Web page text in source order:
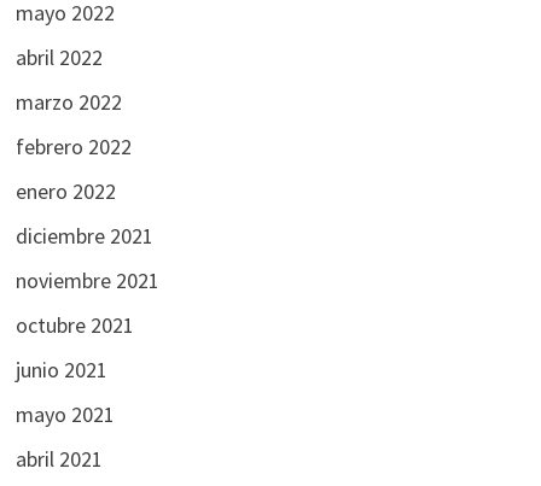
mayo 2022
abril 2022
marzo 2022
febrero 2022
enero 2022
diciembre 2021
noviembre 2021
octubre 2021
junio 2021
mayo 2021
abril 2021